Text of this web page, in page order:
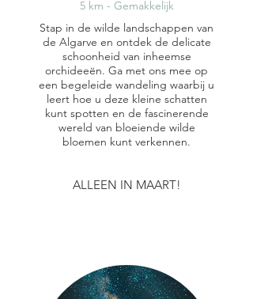
5 km - Gemakkelijk
Stap in de wilde landschappen van
de Algarve en ontdek de delicate
schoonheid van inheemse
orchideeën. Ga met ons mee op
een begeleide wandeling waarbij u
leert hoe u deze kleine schatten
kunt spotten en de fascinerende
wereld van bloeiende wilde
bloemen kunt verkennen.
ALLEEN IN MAART!